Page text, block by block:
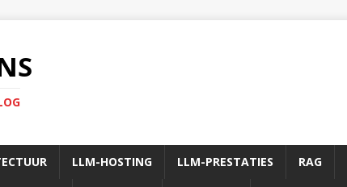
LLM-HOSTING LLM-PRESTATIES RAG